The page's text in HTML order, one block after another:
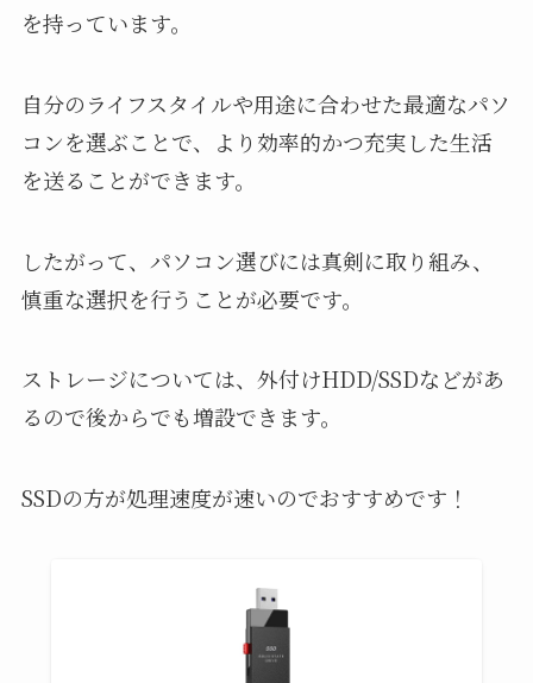
を持っています。
自分のライフスタイルや用途に合わせた最適なパソ
コンを選ぶことで、より効率的かつ充実した生活
を送ることができます。
したがって、パソコン選びには真剣に取り組み、
慎重な選択を行うことが必要です。
ストレージについては、外付けHDD/SSDなどがあ
るので後からでも増設できます。
SSDの方が処理速度が速いのでおすすめです！